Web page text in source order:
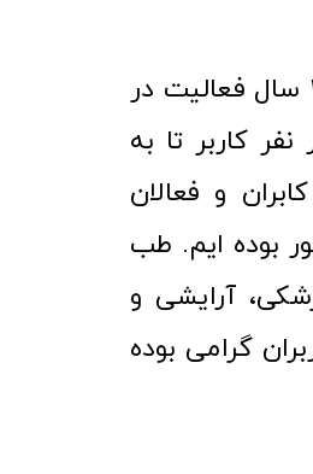
فروشگاه آنلاین تجهیزات پزشکی طب تولید با افتخار نزدیک به ۱۰ سال فعالیت در
توانسته مورد اعتماد بیش از ۱۲۰ هزار نفر کاربر تا به
و فعالان
بوده ایم. طب
آرایشی و
گرامی بوده